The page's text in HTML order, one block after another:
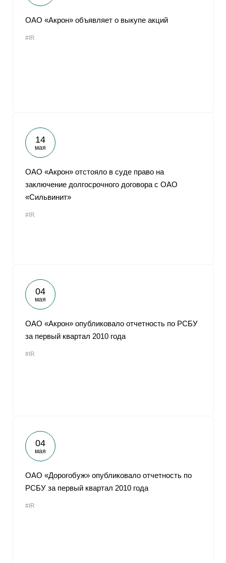
ОАО «Акрон» объявляет о выкупе акций
#IR
14
мая
ОАО «Акрон» отстояло в суде право на
заключение долгосрочного договора с ОАО
«Сильвинит»
#IR
04
мая
ОАО «Акрон» опубликовало отчетность по РСБУ
за первый квартал 2010 года
#IR
04
мая
ОАО «Дорогобуж» опубликовало отчетность по
РСБУ за первый квартал 2010 года
#IR